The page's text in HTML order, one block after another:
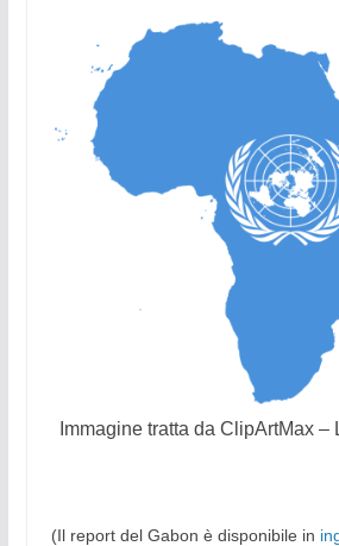
Immagine tratta da ClipArtMax –
(Il report del Gabon è disponibile in